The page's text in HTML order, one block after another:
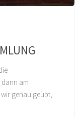
am
genau geübt,